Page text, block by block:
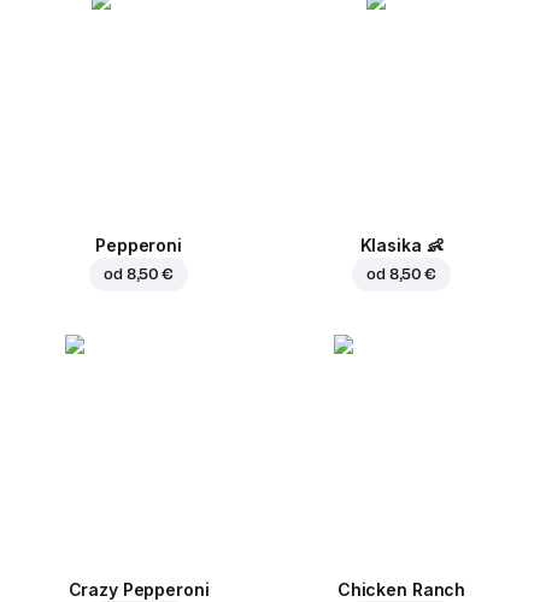
Pepperoni
od 8,50 €
Klasika 👶
od 8,50 €
Crazy Pepperoni Chicken Ranch